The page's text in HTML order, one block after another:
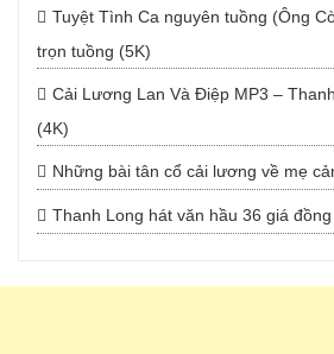
Tuyệt Tình Ca nguyên tuồng (Ông
trọn tuồng (5K)
Cải Lương Lan Và Điệp MP3 –
(4K)
Những bài tân cổ cải lương về mẹ
Thanh Long hát văn hầu 36 giá